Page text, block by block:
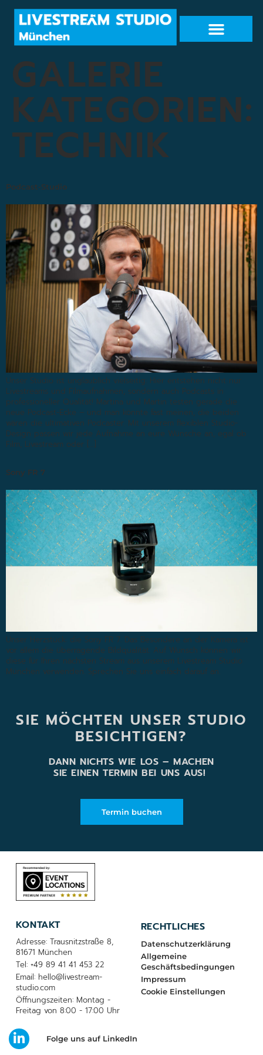
GALERIE
KATEGORIEN:
TECHNIK
Podcast-Studio
Unser Studio ist unglaublich vielseitig: Hier entstehen nicht nur
Livestreams und Filmaufnahmen, sondern auch Podcasts in
professioneller Qualität! Martina und Martin testen gerade die
neue Podcast-Ecke – und man könnte fast meinen, die beiden
wären die ultimativen Podcaster. Mit unserem flexiblen Studio-
Design passen wir jede Aufnahme an eure Wünsche an, egal ob
Film, Livestream oder […]
Sony FR 7
Unser Herzstück: die Sony FR 7. Das Besondere an der Kamera ist
vor allem die überragende Bildqualität. Auf Wunsch können wir
diese für Ihren nächsten Stream aus unserem Livestream Studio
München verwenden. Sprechen Sie uns einfach darauf an.
SIE MÖCHTEN UNSER STUDIO
BESICHTIGEN?
DANN NICHTS WIE LOS – MACHEN
SIE EINEN TERMIN BEI UNS AUS!
Termin buchen
KONTAKT
Adresse: Trausnitzstraße 8,
81671 München
Tel: +49 89 41 41 453 22
Email: hello@livestream-
studio.com
Öffnungszeiten: Montag -
Freitag von 8:00 - 17:00 Uhr
RECHTLICHES
Datenschutzerklärung
Allgemeine
Geschäftsbedingungen
Impressum
Cookie Einstellungen
Folge uns auf LinkedIn